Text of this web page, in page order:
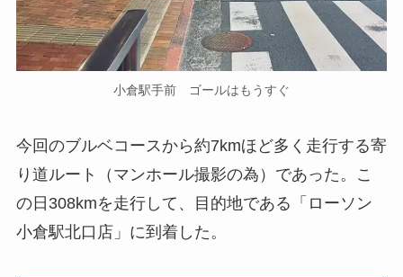
小倉駅手前 ゴールはもうすぐ
今回のブルベコースから約7kmほど多く走行する寄
り道ルート（マンホール撮影の為）であった。こ
の日308kmを走行して、目的地である「ローソン
小倉駅北口店」に到着した。